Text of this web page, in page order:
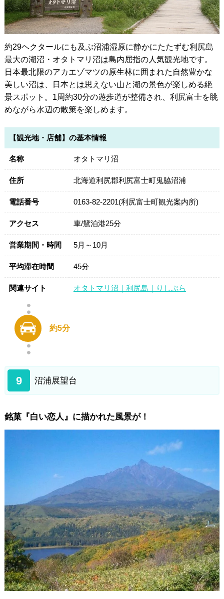
約29ヘクタールにも及ぶ沼浦湿原に静かにたたずむ利尻島
最大の湖沼・オタトマリ沼は島内屈指の人気観光地です。
日本最北限のアカエゾマツの原生林に囲まれた自然豊かな
美しい沼は、日本とは思えない山と湖の景色が楽しめる絶
景スポット。1周約30分の遊歩道が整備され、利尻富士を眺
めながら水辺の散策を楽しめます。
【観光地・店舗】の基本情報
名称 オタトマリ沼
住所 北海道利尻郡利尻富士町鬼脇沼浦
電話番号 0163-82-2201(利尻富士町観光案内所)
アクセス 車/鴛泊港25分
営業期間・時間 5月～10月
平均滞在時間 45分
関連サイト オタトマリ沼｜利尻島｜りしぷら
約5分
9 沼浦展望台
銘菓『白い恋人』に描かれた風景が！